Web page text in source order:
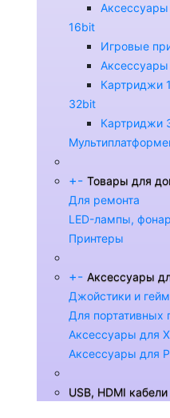
Аксессуары
16bit
Игровые
Аксессуары
Картриджи
32bit
Картриджи
+- Товары для
Для ремонта
LED-лампы,
Принтеры
+- Аксессуары
Джойстики и
Для портативных
Аксессуары для
Аксессуары для
USB, HDMI